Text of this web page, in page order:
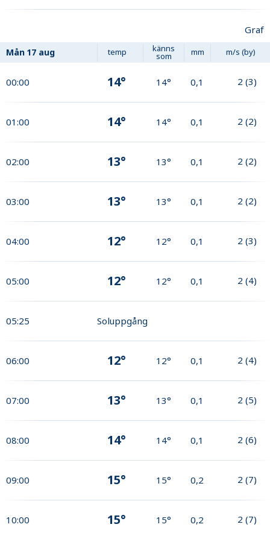
Graf
Mån 17 aug temp känns
som mm m/s (by)
00:00 14° 14° 0,1 2 (3)
01:00 14° 14° 0,1 2 (2)
02:00 13° 13° 0,1 2 (2)
03:00 13° 13° 0,1 2 (2)
04:00 12° 12° 0,1 2 (3)
05:00 12° 12° 0,1 2 (4)
05:25 Soluppgång
06:00 12° 12° 0,1 2 (4)
07:00 13° 13° 0,1 2 (5)
08:00 14° 14° 0,1 2 (6)
09:00 15° 15° 0,2 2 (7)
10:00 15° 15° 0,2 2 (7)